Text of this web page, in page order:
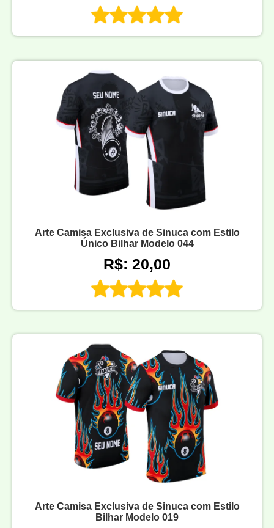
Arte Camisa Exclusiva de Sinuca com Estilo
Único Bilhar Modelo 044
R$: 20,00
Arte Camisa Exclusiva de Sinuca com Estilo
Bilhar Modelo 019